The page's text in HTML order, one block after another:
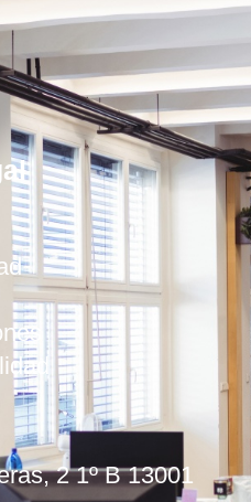
2 1º B 13001